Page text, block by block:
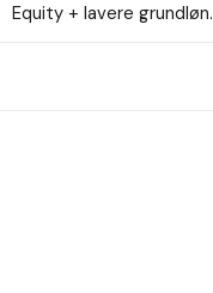
Equity + lavere grundløn.